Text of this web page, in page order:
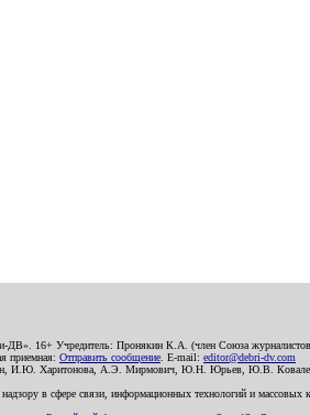
ДВ». 16+ Учредитель: Пронякин К.А. (член Союза
приемная: Отправить сообщение . E-mail: editor@debri-dv.com
И.Ю. Харитонова, А.Э. Мирмович, Ю.Н. Юрьев, Ю.В.
в сфере связи, информационных технологий и массовых